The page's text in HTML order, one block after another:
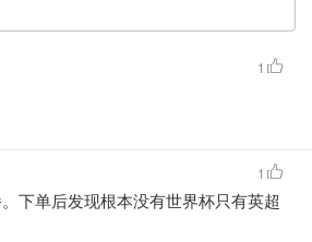
杯的第26次出场，打破历史记录。
1
下单后发现根本没有世界杯只有英超
1